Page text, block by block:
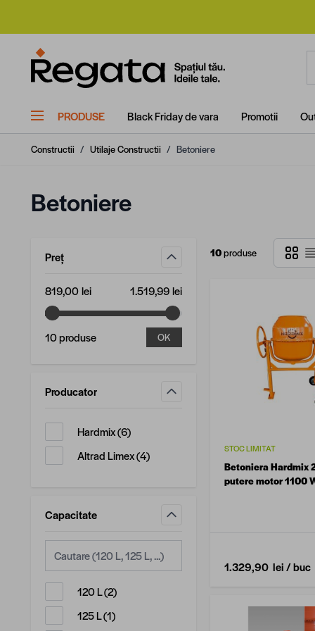
PRODUSE Black Friday de vara Promotii
Constructii / Utilaje Constructii / Betoniere
Betoniere
Preț
Valoare minimă
819,00 lei Valoare maximă
1.519,99 lei
10 produse OK
Producator
Hardmix(6produse disponibile
)
Altrad Limex(4produse disponibile
)
Capacitate
120 L(2produse disponibile
)
125 L(1produse disponibile
)
10produse Grilă
STOC LIMITAT
Betoniera Hardmix
putere motor 1100
1.329,90 lei/ buc